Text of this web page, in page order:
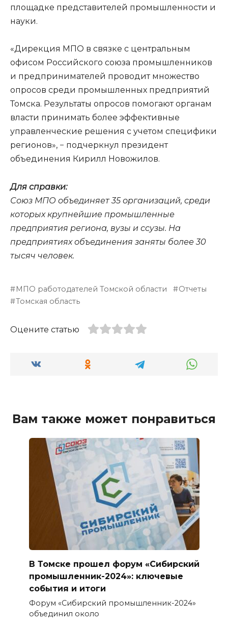
площадке представителей промышленности и
науки.
«Дирекция МПО в связке с центральным
офисом Российского союза промышленников
и предпринимателей проводит множество
опросов среди промышленных предприятий
Томска. Результаты опросов помогают органам
власти принимать более эффективные
управленческие решения с учетом специфики
регионов», − подчеркнул президент
объединения Кирилл Новожилов.
Для справки:
Союз МПО объединяет 35 организаций, среди
которых крупнейшие промышленные
предприятия региона, вузы и ссузы. На
предприятиях объединения заняты более 30
тысяч человек.
МПО работодателей Томской области
Отчеты
Томская область
Оцените статью
Вам также может понравиться
В Томске прошел форум «Сибирский
промышленник-2024»: ключевые
события и итоги
Форум «Сибирский промышленник-2024»
объединил около